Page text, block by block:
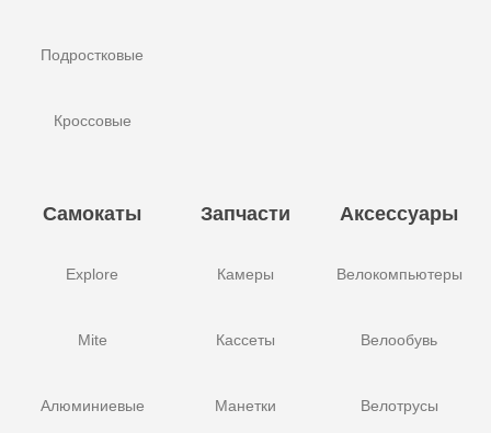
Подростковые
Кроссовые
Самокаты
Explore
Mite
Алюминиевые
Запчасти
Камеры
Кассеты
Манетки
Аксессуары
Велокомпьютеры
Велообувь
Велотрусы